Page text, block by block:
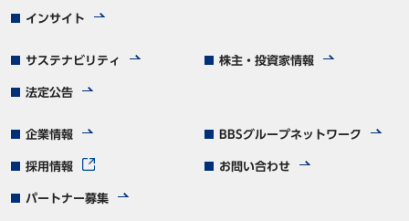
インサイト
サステナビリティ 株主・投資家情報
法定公告
企業情報 BBSグループネットワーク
採用情報 お問い合わせ
パートナー募集